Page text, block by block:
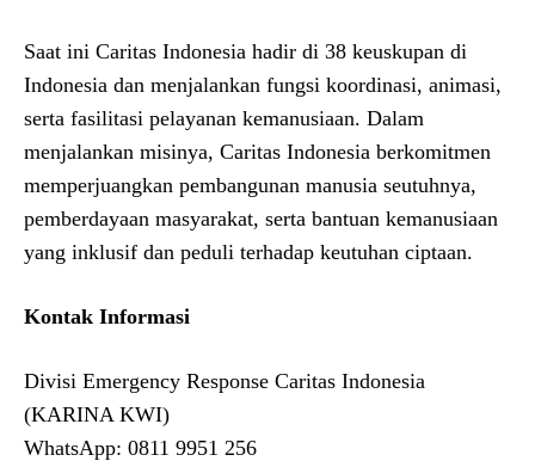
Saat ini Caritas Indonesia hadir di 38 keuskupan di
Indonesia dan menjalankan fungsi koordinasi, animasi,
serta fasilitasi pelayanan kemanusiaan. Dalam
menjalankan misinya, Caritas Indonesia berkomitmen
memperjuangkan pembangunan manusia seutuhnya,
pemberdayaan masyarakat, serta bantuan kemanusiaan
yang inklusif dan peduli terhadap keutuhan ciptaan.
Kontak Informasi
Divisi Emergency Response Caritas Indonesia
(KARINA KWI)
WhatsApp: 0811 9951 256